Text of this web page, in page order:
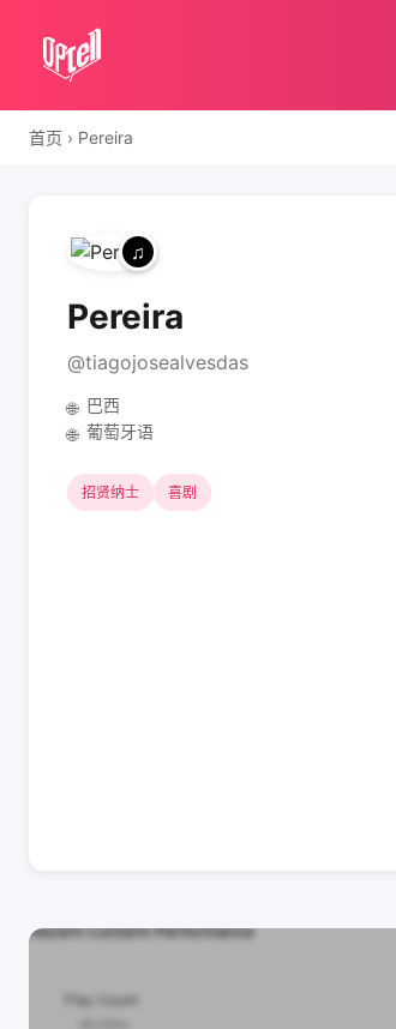
首页 › Pereira
Pereira
@tiagojosealvesdas
🌐 巴西
🌐 葡萄牙语
招贤纳士 喜剧